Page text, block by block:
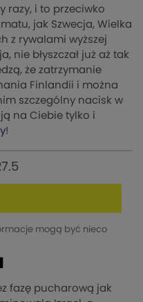
razy, i to przeciwko
jak Szwecja, Wielka
z rywalami wyższej
nie błyszczał już aż tak
że zatrzymanie
Finlandii i można
szczególny nacisk w
na Ciebie tylko i
!
mogą być nieco
fazę pucharową jak